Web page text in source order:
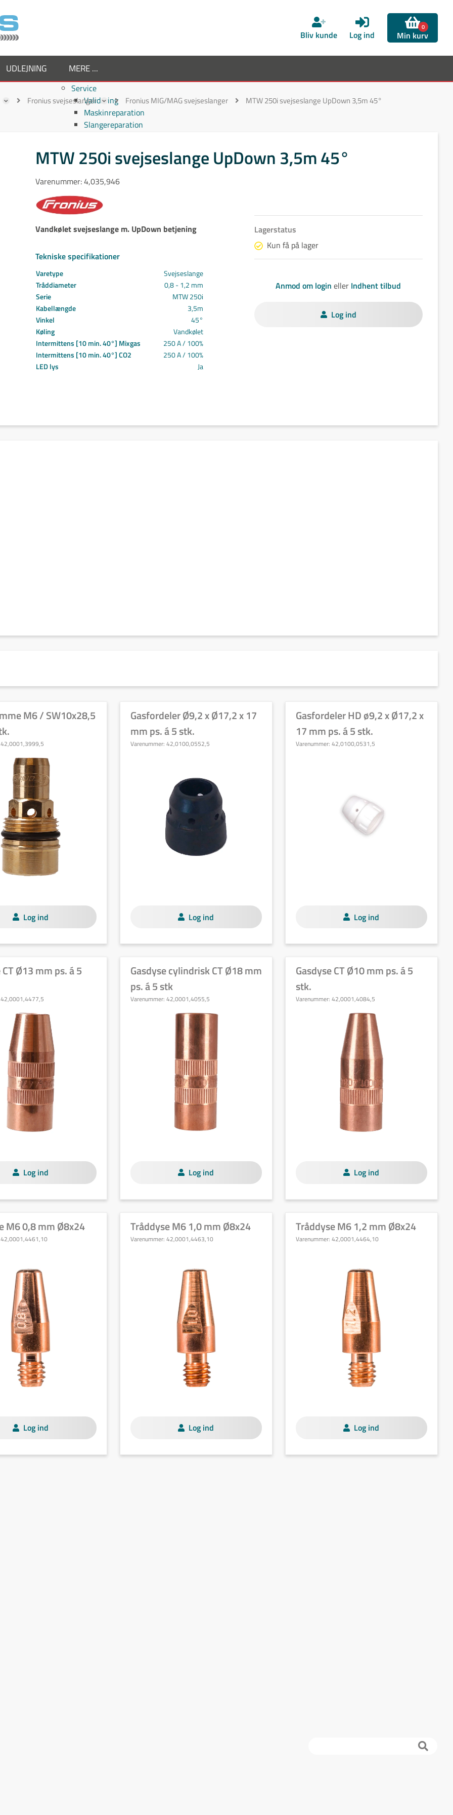
Bliv kunde Log ind
0
Min kurv
UDLEJNING MERE ...
Service
Validering
Maskinreparation
Slangereparation
Virksomheden
Supplier
Job hos TornboSvejs
Kvalitetspolitik
ESG politik
Svejs projektet sammen
Mærker
NST
Find certifikat
Fronius svejseslanger Fronius MIG/MAG svejseslanger MTW 250i svejseslange UpDown 3,5m 45°
MTW 250i svejseslange UpDown 3,5m 45°
Varenummer:4,035,946
Vandkølet svejseslange m. UpDown betjening
Tekniske specifikationer
Varetype
Svejseslange
Tråddiameter
0,8 - 1,2 mm
Serie
MTW 250i
Kabellængde
3,5m
Vinkel
45°
Køling
Vandkølet
Intermittens [10 min. 40°] Mixgas
250 A / 100%
Intermittens [10 min. 40°] CO2
250 A / 100%
LED lys
Ja
Lagerstatus
Kun få på lager
Anmod om login eller Indhent tilbud
Log ind
M6 / SW10x28,5
42,0001,3999,5
Log ind
Gasfordeler Ø9,2 x Ø17,2 x 17
mm ps. á 5 stk.
Varenummer: 42,0100,0552,5
Log ind
Gasfordeler HD ø9,2 x Ø17,2 x
17 mm ps. á 5 stk.
Varenummer: 42,0100,0531,5
Log ind
CT Ø13 mm ps. á 5
42,0001,4477,5
Log ind
Gasdyse cylindrisk CT Ø18 mm
ps. á 5 stk
Varenummer: 42,0001,4055,5
Log ind
Gasdyse CT Ø10 mm ps. á 5
stk.
Varenummer: 42,0001,4084,5
Log ind
M6 0,8 mm Ø8x24
42,0001,4461,10
Log ind
Tråddyse M6 1,0 mm Ø8x24
Varenummer: 42,0001,4463,10
Log ind
Tråddyse M6 1,2 mm Ø8x24
Varenummer: 42,0001,4464,10
Log ind